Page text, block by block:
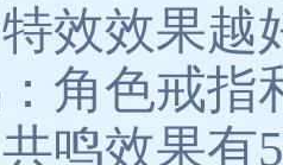
效效果越
角色戒指
鸣效果有